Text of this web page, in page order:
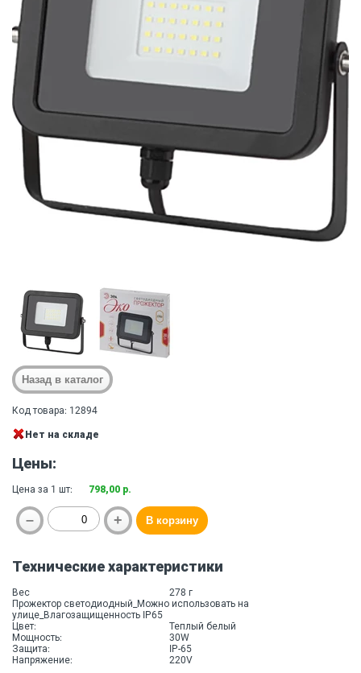
Код товара: 12894
Нет на складе
Цены:
Цена за 1 шт: 798,00 р.
Технические характеристики
Вес
278 г
Прожектор светодиодный_Можно использовать на
улице_Влагозащищенность IP65
Цвет:
Теплый белый
Мощность:
30W
Защита:
IP-65
Напряжение:
220V